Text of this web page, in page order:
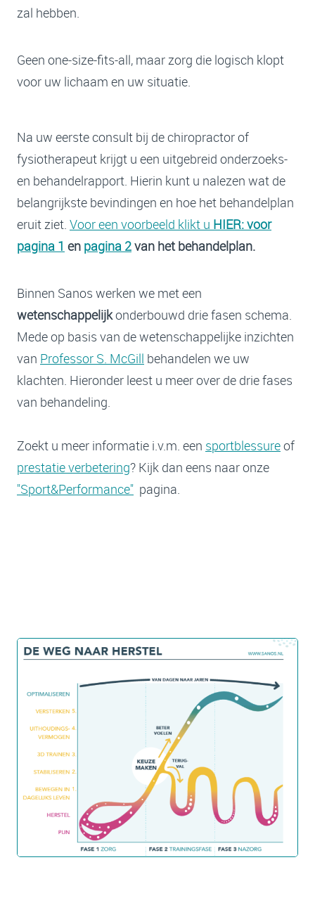
zal hebben.
Geen one-size-fits-all, maar zorg die logisch klopt
voor uw lichaam en uw situatie.
Na uw eerste consult bij de chiropractor of
fysiotherapeut krijgt u een uitgebreid onderzoeks-
en behandelrapport. Hierin kunt u nalezen wat de
belangrijkste bevindingen en hoe het behandelplan
eruit ziet. Voor een voorbeeld klikt u HIER: voor
pagina 1 en pagina 2van het behandelplan.
Binnen Sanos werken we met een
wetenschappelijkonderbouwd drie fasen schema.
Mede op basis van de wetenschappelijke inzichten
van Professor S. McGill behandelen we uw
klachten. Hieronder leest u meer over de drie fases
van behandeling.
Zoekt u meer informatie i.v.m. een sportblessureof
prestatie verbetering? Kijk dan eens naar onze
"Sport&Performance" pagina.